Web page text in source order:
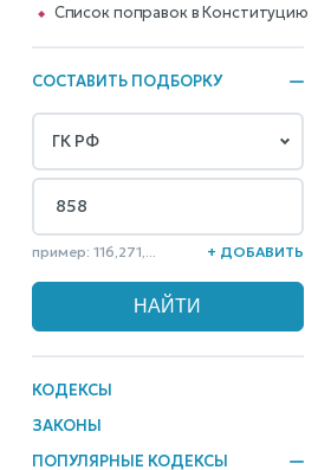
Cписок поправок в Конституцию
СОСТАВИТЬ ПОДБОРКУ
пример: 116,271,... + ДОБАВИТЬ
КОДЕКСЫ
ЗАКОНЫ
ПОПУЛЯРНЫЕ КОДЕКСЫ